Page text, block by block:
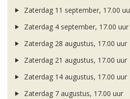
Zaterdag 11 september, 17.00
Zaterdag 4 september, 17.00 uur
Zaterdag 28 augustus, 17.00 uur
Zaterdag 21 augustus, 17.00 uur
Zaterdag 14 augustus, 17.00 uur
Zaterdag 7 augustus, 17.00 uur